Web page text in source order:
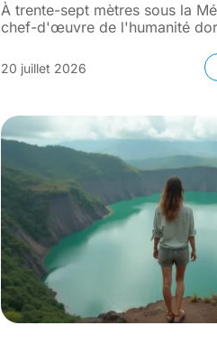
À trente-sept mètres sous la
chef-d'œuvre de l'humanité
20 juillet 2026